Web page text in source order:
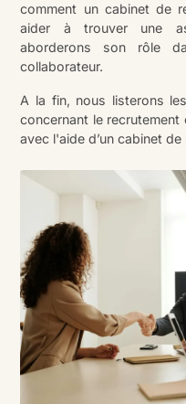
comment un cabinet de
aider à trouver une
aborderons son rôle
collaborateur.
A la fin, nous listerons
concernant le recrutement
avec l'aide d’un cabinet